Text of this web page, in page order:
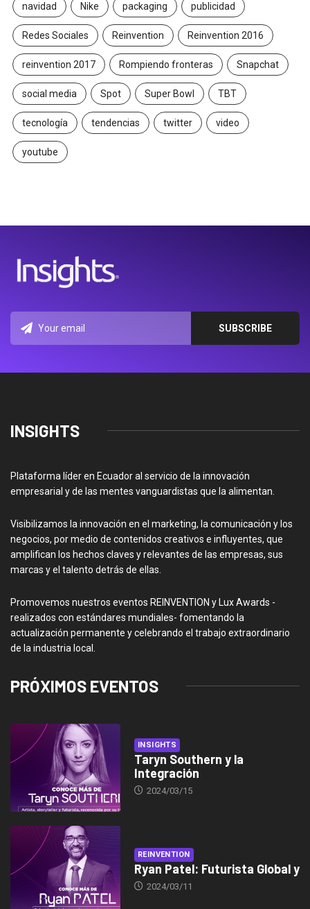
navidad Nike packaging publicidad
Redes Sociales Reinvention Reinvention 2016
reinvention 2017 Rompiendo fronteras Snapchat
social media Spot Super Bowl TBT
tecnología tendencias twitter video
youtube
INSIGHTS
Plataforma líder en Ecuador al servicio de la innovación
empresarial y de las mentes vanguardistas que la alimentan.
Visibilizamos la innovación en el marketing, la comunicación y los
negocios, por medio de contenidos creativos e influyentes, que
amplifican los hechos claves y relevantes de las empresas, sus
marcas y el talento detrás de ellas.
Promovemos nuestros eventos REINVENTION y Lux Awards -
realizados con estándares mundiales- fomentando la
actualización permanente y celebrando el trabajo extraordinario
de la industria local.
PRÓXIMOS EVENTOS
INSIGHTS
Taryn Southern y la
Integración
2024/03/15
REINVENTION
Ryan Patel: Futurista Global y
2024/03/11